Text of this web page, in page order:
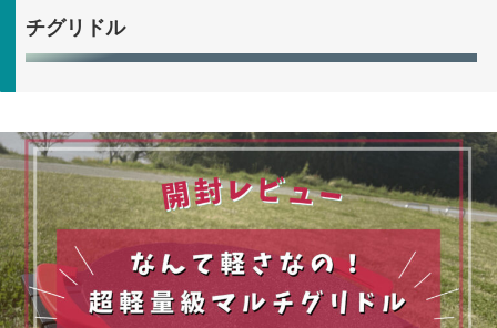
チグリドル